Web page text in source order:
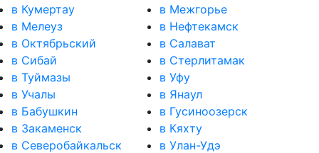
в Кумертау
в Межгорье
в Мелеуз
в Нефтекамск
в Октябрьский
в Салават
в Сибай
в Стерлитамак
в Туймазы
в Уфу
в Учалы
в Янаул
в Бабушкин
в Гусиноозерск
в Закаменск
в Кяхту
в Северобайкальск
в Улан-Удэ